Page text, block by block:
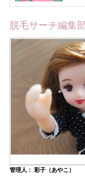
脱毛サーチ編集
管理人： 彩子（あやこ）